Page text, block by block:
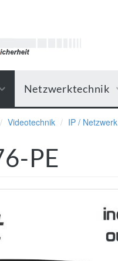
Netzwerktechnik
Videotechnik IP / Netzwerk
PE